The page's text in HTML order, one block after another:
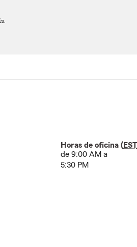
Horas de oficina (EST
de 9:00 AM a
5:30 PM